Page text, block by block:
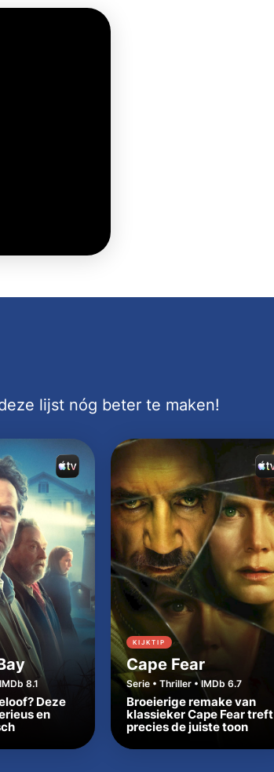
lijst nóg beter te maken!
8.1
Deze
en
KIJKTIP
Cape Fear
Serie • Thriller • IMDb 6.7
Broeierige remake van
klassieker Cape Fear treft
precies de juiste toon